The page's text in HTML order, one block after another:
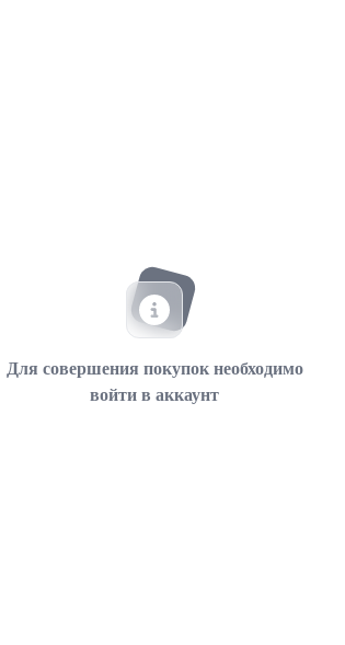
Для совершения покупок необходимо
войти в аккаунт